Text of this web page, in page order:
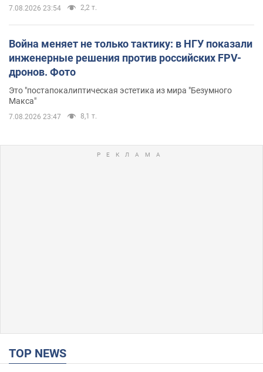
7.08.2026 23:54 2,2 т.
Война меняет не только тактику: в НГУ показали
инженерные решения против российских FPV-
дронов. Фото
Это "постапокалиптическая эстетика из мира "Безумного
Макса"
7.08.2026 23:47 8,1 т.
TOP NEWS